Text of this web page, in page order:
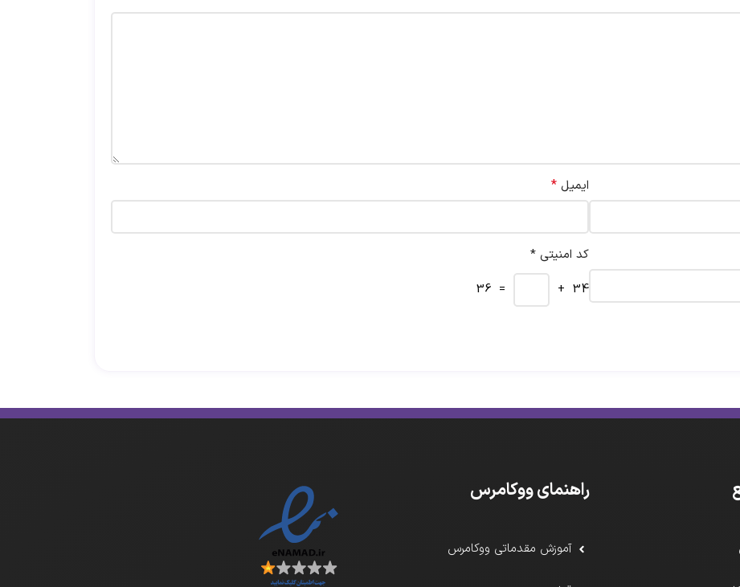
ایمیل *
کد امنیتی *
34 +
= 36
راهنمای ووکامرس
آموزش مقدماتی ووکامرس